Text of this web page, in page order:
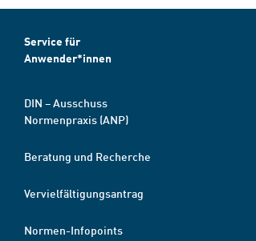
Service für
Anwender*innen
DIN – Ausschuss
Normenpraxis (ANP)
Beratung und Recherche
Vervielfältigungsantrag
Normen-Infopoints